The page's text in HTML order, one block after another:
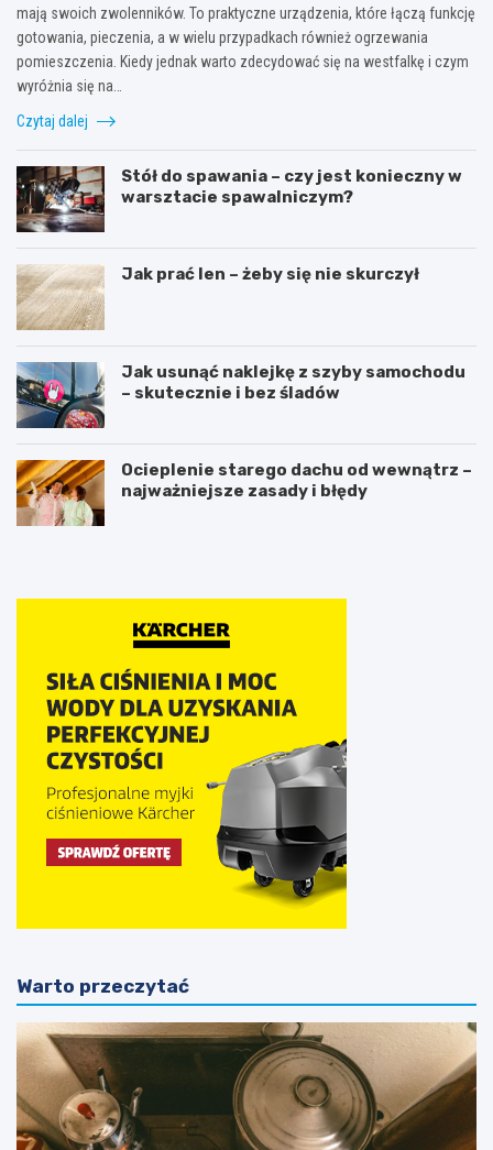
mają swoich zwolenników. To praktyczne urządzenia, które łączą funkcję
gotowania, pieczenia, a w wielu przypadkach również ogrzewania
pomieszczenia. Kiedy jednak warto zdecydować się na westfalkę i czym
wyróżnia się na…
Czytaj dalej
Stół do spawania – czy jest konieczny w
warsztacie spawalniczym?
Jak prać len – żeby się nie skurczył
Jak usunąć naklejkę z szyby samochodu
– skutecznie i bez śladów
Ocieplenie starego dachu od wewnątrz –
najważniejsze zasady i błędy
Warto przeczytać